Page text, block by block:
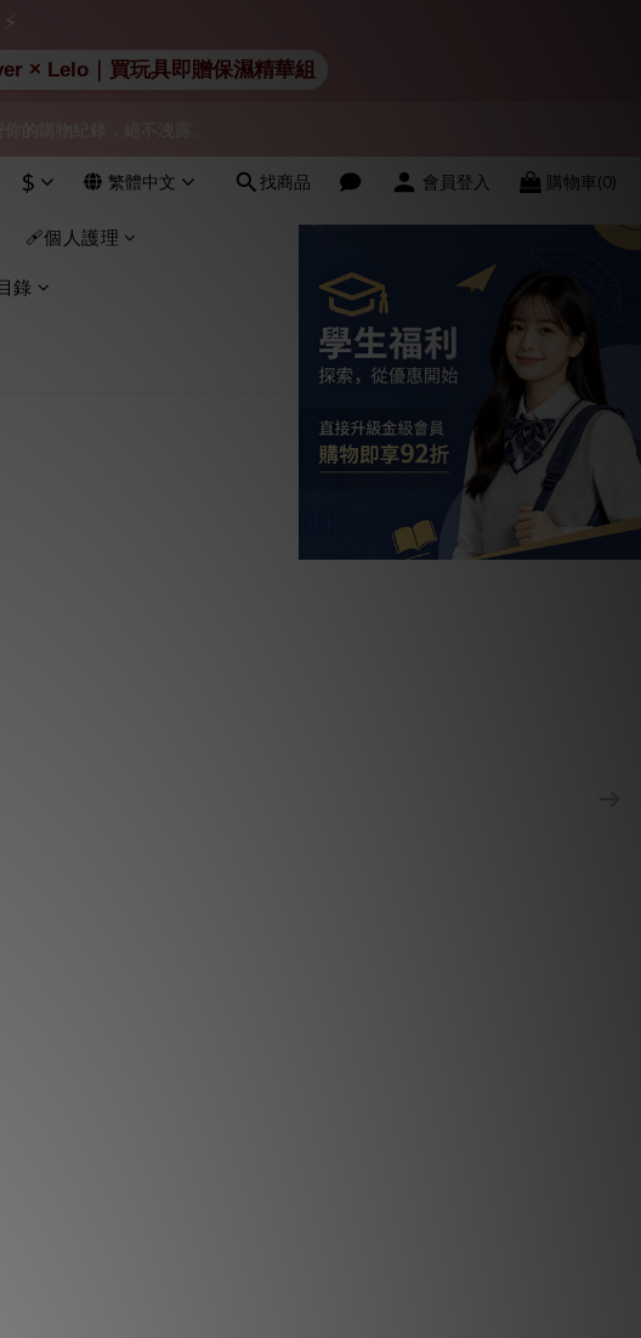
註冊成為會員！
註冊成為會員！
金
的購物紀錄，絕不洩露。
即註冊成為會員！
$ 繁體中文 找商品 會員登入 購物車(0)
🩹個人護理
錄
× Lelo｜買玩具即贈保濕精華組